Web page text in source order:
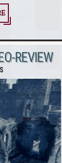
REVIEW